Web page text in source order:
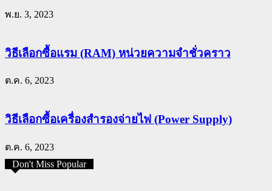
พ.ย. 3, 2023
วิธีเลือกซื้อแรม (RAM) หน่วยความจำชั่วคราว
ต.ค. 6, 2023
วิธีเลือกซื้อเครื่องสำรองจ่ายไฟ (Power Supply)
ต.ค. 6, 2023
Don't Miss Popular